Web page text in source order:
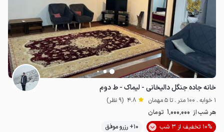
خانه جاده جنگل دالیخانی - لیماک - ط دوم
1 خوابه . 100 متر . تا 5 مهمان 4.8 (9 نظر)
هر شب از 1٬000٬000 تومان
10% تخفیف از 3 شب
10+ رزرو موفق